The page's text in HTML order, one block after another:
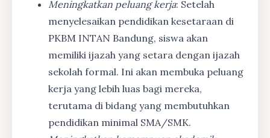
Meningkatkan peluang kerja: Setelah
menyelesaikan pendidikan kesetaraan di
PKBM INTAN Bandung, siswa akan
memiliki ijazah yang setara dengan ijazah
sekolah formal. Ini akan membuka peluang
kerja yang lebih luas bagi mereka,
terutama di bidang yang membutuhkan
pendidikan minimal SMA/SMK.